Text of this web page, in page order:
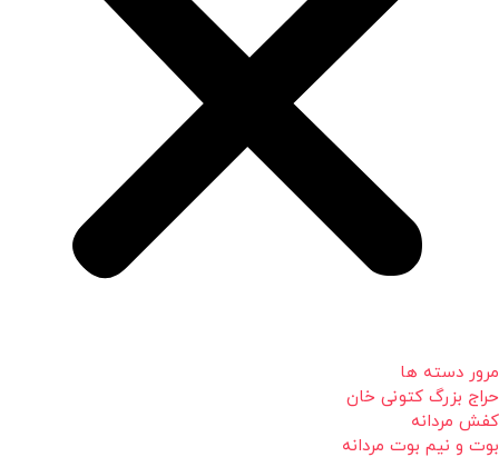
مرور دسته ها
حراج بزرگ کتونی خان
کفش مردانه
بوت و نیم بوت مردانه